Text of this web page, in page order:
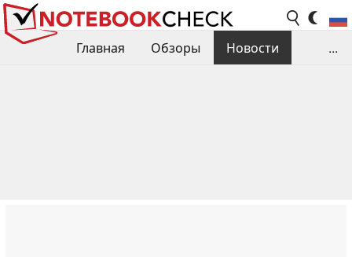
Главная Обзоры
Новости
...